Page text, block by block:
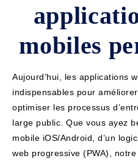
mobiles
Aujourd’hui, les applications
indispensables pour
optimiser les processus
large public. Que vous ayez
mobile iOS/Android, d’un
web progressive (PWA),